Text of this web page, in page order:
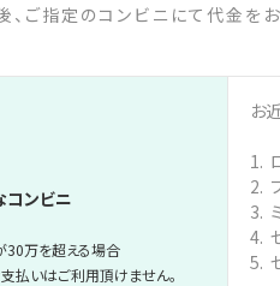
、ご指定のコンビニにて代金をお
ンビニ
万を超える場合
払いはご利用頂けません。
お
1.
2.
3.
4.
5.